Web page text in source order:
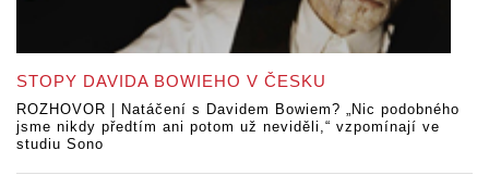
STOPY DAVIDA BOWIEHO V ČESKU
ROZHOVOR | Natáčení s Davidem Bowiem? „Nic podobného
jsme nikdy předtím ani potom už neviděli,“ vzpomínají ve
studiu Sono